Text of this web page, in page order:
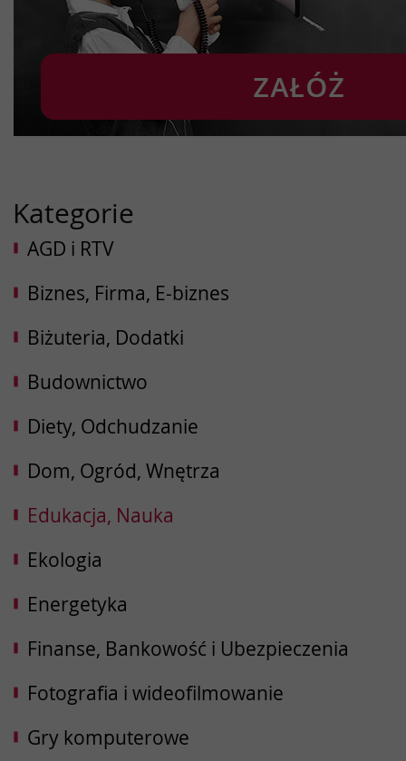
Kategorie
AGD i RTV
Biznes, Firma, E-biznes
Biżuteria, Dodatki
Budownictwo
Diety, Odchudzanie
Dom, Ogród, Wnętrza
Edukacja, Nauka
Ekologia
Energetyka
Finanse, Bankowość i Ubezpieczenia
Fotografia i wideofilmowanie
Gry komputerowe